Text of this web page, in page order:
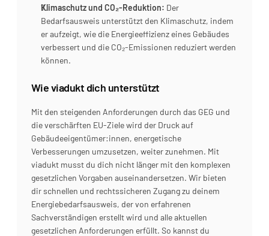
Klimaschutz und CO₂-Reduktion: Der
Bedarfsausweis unterstützt den Klimaschutz, indem
er aufzeigt, wie die Energieeffizienz eines Gebäudes
verbessert und die CO₂-Emissionen reduziert werden
können.
Wie viadukt dich unterstützt
Mit den steigenden Anforderungen durch das GEG und
die verschärften EU-Ziele wird der Druck auf
Gebäudeeigentümer:innen, energetische
Verbesserungen umzusetzen, weiter zunehmen. Mit
viadukt musst du dich nicht länger mit den komplexen
gesetzlichen Vorgaben auseinandersetzen. Wir bieten
dir schnellen und rechtssicheren Zugang zu deinem
Energiebedarfsausweis, der von erfahrenen
Sachverständigen erstellt wird und alle aktuellen
gesetzlichen Anforderungen erfüllt. So kannst du